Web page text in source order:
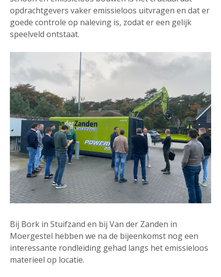
opdrachtgevers vaker emissieloos uitvragen en dat er
goede controle op naleving is, zodat er een gelijk
speelveld ontstaat.
Bij Bork in Stuifzand en bij Van der Zanden in
Moergestel hebben we na de bijeenkomst nog een
interessante rondleiding gehad langs het emissieloos
materieel op locatie.